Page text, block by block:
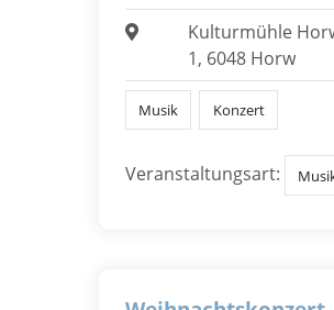
Kulturmühle
1, 6048 Horw
Musik Konzert
Veranstaltungsart: